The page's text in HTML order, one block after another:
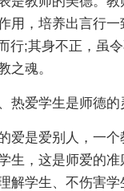
用，培养出言行
行;其身不正，虽
之魂。
爱学生是师德的
是爱别人，一个
生，这是师爱的
解学生、不伤害